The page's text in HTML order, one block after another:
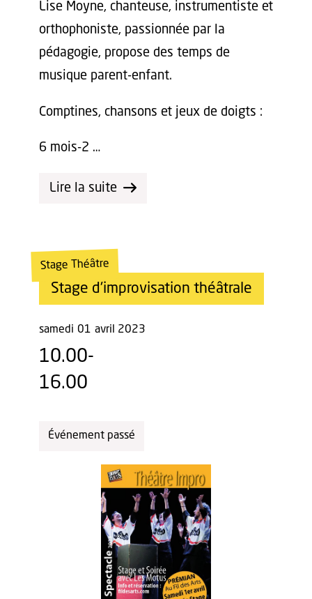
Lise Moyne, chanteuse, instrumentiste et
orthophoniste, passionnée par la
pédagogie, propose des temps de
musique parent-enfant.
Comptines, chansons et jeux de doigts :
6 mois-2 …
Lire la suite
Stage d'improvisation théâtrale
Stage Théâtre
samedi 01 avril 2023
10.00-
16.00
Événement passé